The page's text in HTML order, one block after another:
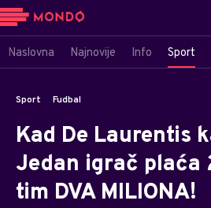
Naslovna Najnovije Info Sport
Sport Fudbal
Kad De Laurentis
Jedan igrač
tim DVA MILIONA!